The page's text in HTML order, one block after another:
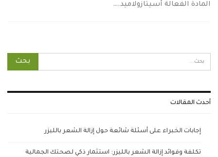
المادة الفعالة أسيتازولاميد.…
أحدث المقالات
إجابات الخبراء على أسئلة شائعة حول إزالة الشعر بالليزر
تكلفة وفوائد إزالة الشعر بالليزر: استثمار ذكي لصحتك الجمالية